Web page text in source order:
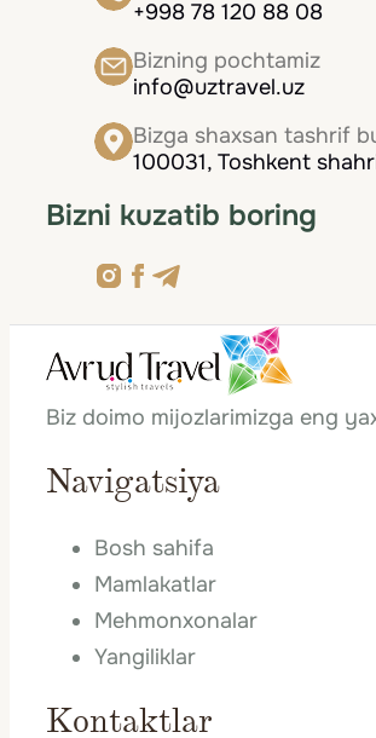
+998 78 120 88 08
Bizning pochtamiz
info@uztravel.uz
Bizga shaxsan tashrif
100031, Toshkent
Bizni kuzatib boring
Biz doimo mijozlarimizga eng
Navigatsiya
Bosh sahifa
Mamlakatlar
Mehmonxonalar
Yangiliklar
Kontaktlar